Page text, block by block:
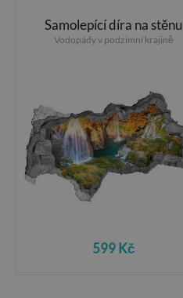
Samolepící díra na stěnu
Vodopády v podzimní krajině
599 Kč